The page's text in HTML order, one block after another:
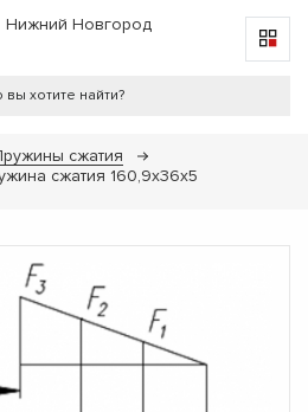
Нижний Новгород
сжатия
сжатия 160,9х36х5